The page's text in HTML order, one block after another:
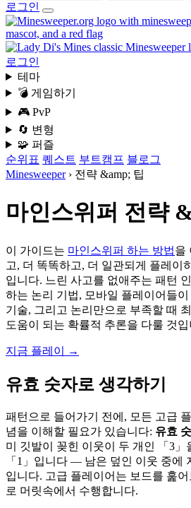
로그인
로그인
테마
💣 게임하기
🎮 PvP
🔄 변형
🧩 퍼즐
순위표 퀘스트 부트캠프 블로그
Minesweeper › 전략 &amp; 팁
마인스위퍼 전략
이 가이드는 마인스위퍼 하는 방법을
고, 더 똑똑하고, 더 일관되게 플레이
입니다. 느린 사고를 없애주는 패턴
하는 논리 기법, 모바일 플레이어들
기술, 그리고 논리만으로 부족할 때
도움이 되는 확률적 추론을 다룰 것입
지금 플레이 →
유효 숫자로 생각하기
패턴으로 들어가기 전에, 모든 고급
념을 이해할 필요가 있습니다: 유효
미 깃발이 꽂힌 이웃이 두 개인 「3」
「1」입니다 — 남은 덮인 이웃 중에
입니다. 고급 플레이어는 보드를 훑
로 머릿속에서 수행합니다.